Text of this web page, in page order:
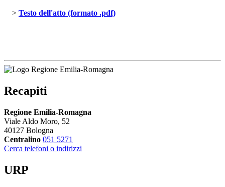
> Testo dell'atto (formato .pdf)
Recapiti
Regione Emilia-Romagna
Viale Aldo Moro, 52
40127 Bologna
Centralino 051 5271
Cerca telefoni o indirizzi
URP